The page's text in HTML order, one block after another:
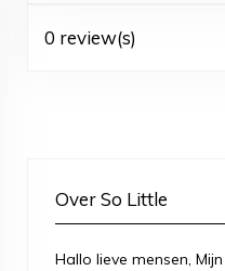
0 review(s)
Over So Little
Hallo lieve mensen,